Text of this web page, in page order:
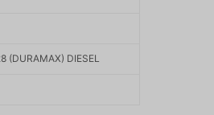
(DURAMAX) DIESEL